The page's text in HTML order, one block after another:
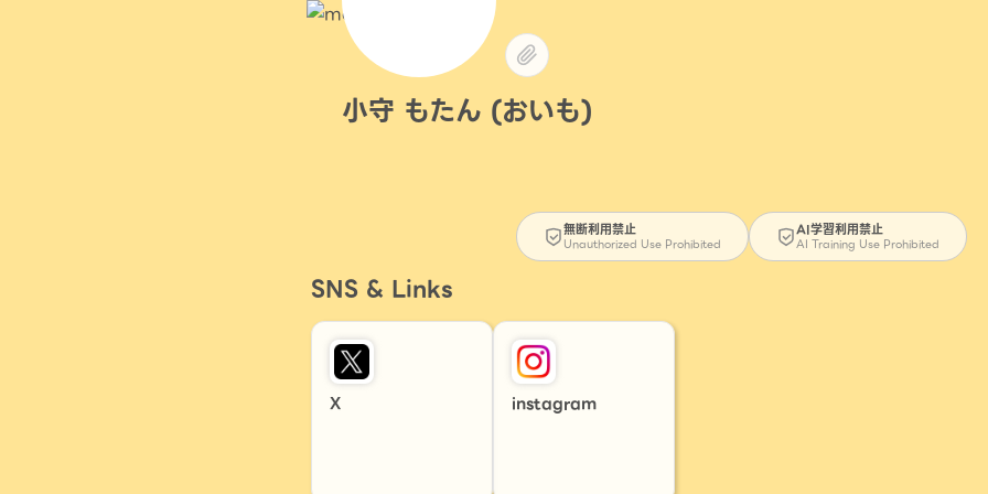
小守 もたん (おいも)
無断利用禁止
Unauthorized Use Prohibited
AI学習利用禁止
AI Training Use Prohibited
SNS & Links
X instagram